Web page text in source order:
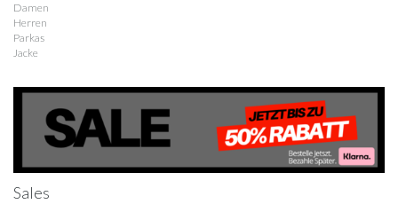
Damen
Herren
Parkas
Jacke
Sales